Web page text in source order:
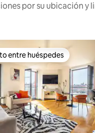
por su ubicación y
en Favorito entre
entre huéspedes